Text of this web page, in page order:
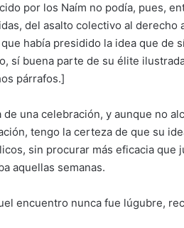
por los Naím no podía, pues,
del asalto colectivo al
que había presidido la idea que de
sí buena parte de su élite
párrafos.]
de una celebración, y aunque no
tengo la certeza de que su
sin procurar más eficacia
aquellas semanas.
encuentro nunca fue lúgubre,